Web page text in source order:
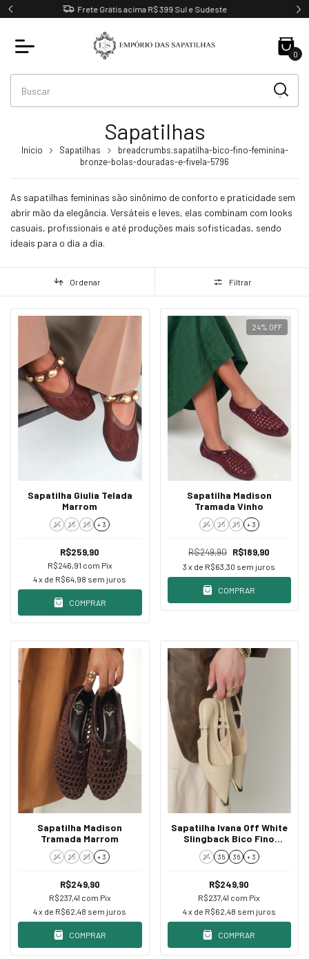
Pague em até 4X sem juros
0
Sapatilhas
Início Sapatilhas
breadcrumbs.sapatilha-bico-fino-feminina-
bronze-bolas-douradas-e-fivela-5796
As sapatilhas femininas são sinônimo de conforto e praticidade sem
abrir mão da elegância. Versáteis e leves, elas combinam com looks
casuais, profissionais e até produções mais sofisticadas, sendo
ideais para o dia a dia.
Ordenar Filtrar
Sapatilha Giulia Telada
Marrom
34 35 36 + 3
R$259,90
R$246,91 com Pix
4x de R$64,98 sem juros
COMPRAR
24% OFF
Sapatilha Madison
Tramada Vinho
34 35 36 + 3
R$249,90 R$189,90
3 x de R$63,30 sem juros
COMPRAR
Sapatilha Madison
Tramada Marrom
34 35 36 + 3
R$249,90
R$237,41 com Pix
4x de R$62,48 sem juros
COMPRAR
Sapatilha Ivana Off White
Slingback Bico Fino
Dourado
34 35 36 + 3
R$249,90
R$237,41 com Pix
4x de R$62,48 sem juros
COMPRAR